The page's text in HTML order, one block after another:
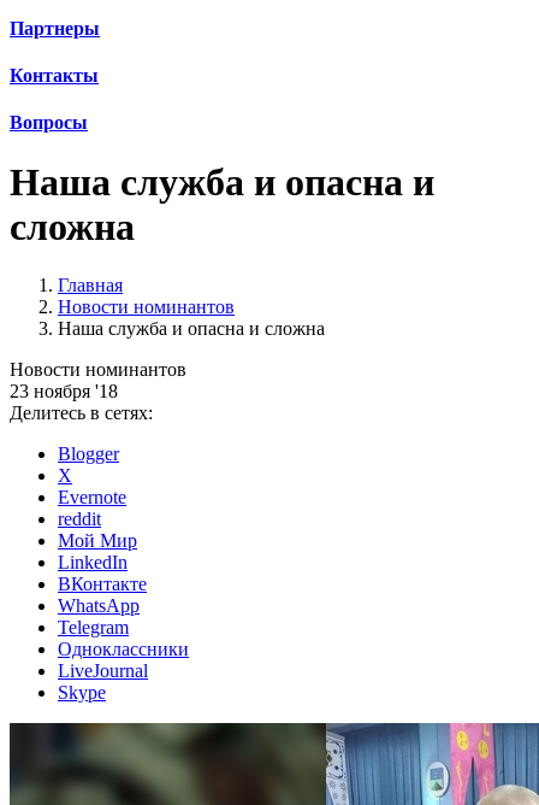
Партнеры
Контакты
Вопросы
Наша служба и опасна и
сложна
Главная
Новости номинантов
Наша служба и опасна и сложна
Новости номинантов
23 ноября '18
Делитесь в сетях:
Blogger
X
Evernote
reddit
Мой Мир
LinkedIn
ВКонтакте
WhatsApp
Telegram
Одноклассники
LiveJournal
Skype